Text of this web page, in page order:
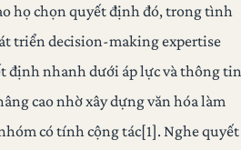
họ chọn quyết định đó, trong tình
triển decision-making expertise
nhanh dưới áp lực và thông tin
cao nhờ xây dựng văn hóa làm
có tính cộng tác[1]. Nghe quyết